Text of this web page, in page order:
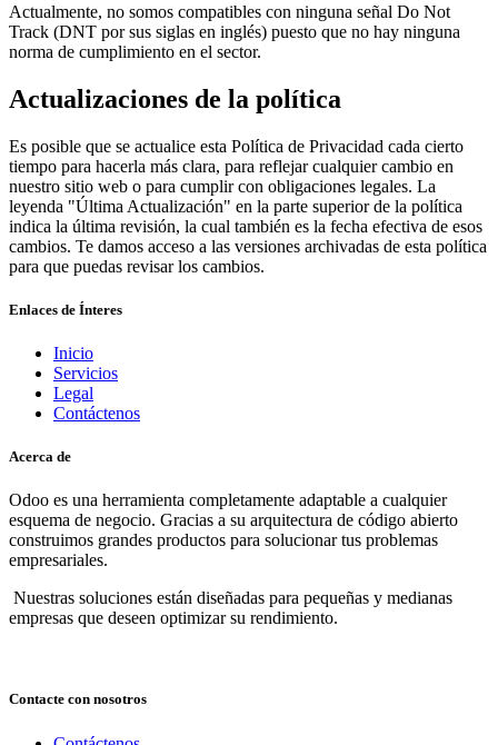
Actualmente, no somos compatibles con ninguna señal Do Not
Track (DNT por sus siglas en inglés) puesto que no hay ninguna
norma de cumplimiento en el sector.
Actualizaciones de la política
Es posible que se actualice esta Política de Privacidad cada cierto
tiempo para hacerla más clara, para reflejar cualquier cambio en
nuestro sitio web o para cumplir con obligaciones legales. La
leyenda "Última Actualización" en la parte superior de la política
indica la última revisión, la cual también es la fecha efectiva de esos
cambios. Te damos acceso a las versiones archivadas de esta política
para que puedas revisar los cambios.
Enlaces de Ínteres
Inicio
Servicios
Legal
Contáctenos
Acerca de
Odoo es una herramienta completamente adaptable a cualquier
esquema de negocio. Gracias a su arquitectura de código abierto
construimos grandes productos para solucionar tus problemas
empresariales.
Nuestras soluciones están diseñadas para pequeñas y medianas
empresas que deseen optimizar su rendimiento.
Contacte con nosotros